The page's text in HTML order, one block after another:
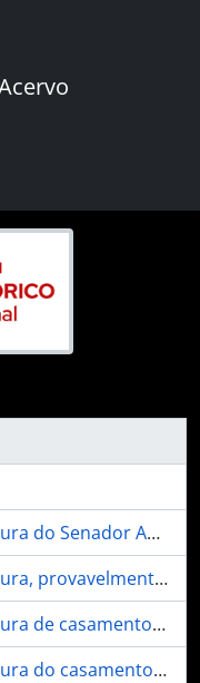
Antônio Azeredo
Washington Luís Pereira de Sousa
Modesto Leal, Paulo de Frontin, Fernando Mendes de Almeida e Afonso Celso
Margareth, da Inglaterra